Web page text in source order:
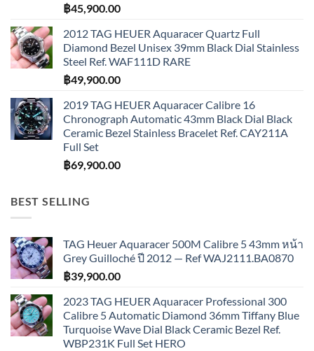
฿45,900.00
2012 TAG HEUER Aquaracer Quartz Full
Diamond Bezel Unisex 39mm Black Dial Stainless
Steel Ref. WAF111D RARE
฿49,900.00
2019 TAG HEUER Aquaracer Calibre 16
Chronograph Automatic 43mm Black Dial Black
Ceramic Bezel Stainless Bracelet Ref. CAY211A
Full Set
฿69,900.00
BEST SELLING
TAG Heuer Aquaracer 500M Calibre 5 43mm หน้า
Grey Guilloché ปี 2012 — Ref WAJ2111.BA0870
฿39,900.00
2023 TAG HEUER Aquaracer Professional 300
Calibre 5 Automatic Diamond 36mm Tiffany Blue
Turquoise Wave Dial Black Ceramic Bezel Ref.
WBP231K Full Set HERO